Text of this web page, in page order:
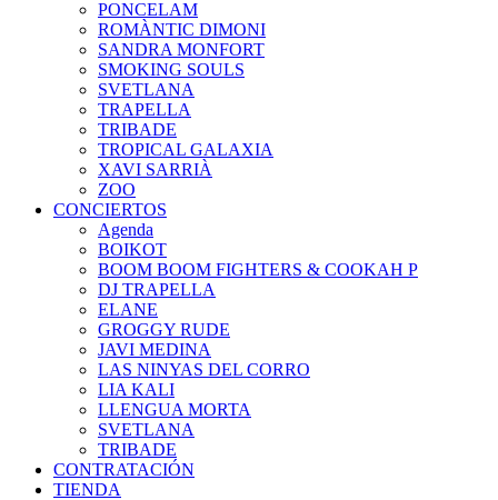
PONCELAM
ROMÀNTIC DIMONI
SANDRA MONFORT
SMOKING SOULS
SVETLANA
TRAPELLA
TRIBADE
TROPICAL GALAXIA
XAVI SARRIÀ
ZOO
CONCIERTOS
Agenda
BOIKOT
BOOM BOOM FIGHTERS & COOKAH P
DJ TRAPELLA
ELANE
GROGGY RUDE
JAVI MEDINA
LAS NINYAS DEL CORRO
LIA KALI
LLENGUA MORTA
SVETLANA
TRIBADE
CONTRATACIÓN
TIENDA